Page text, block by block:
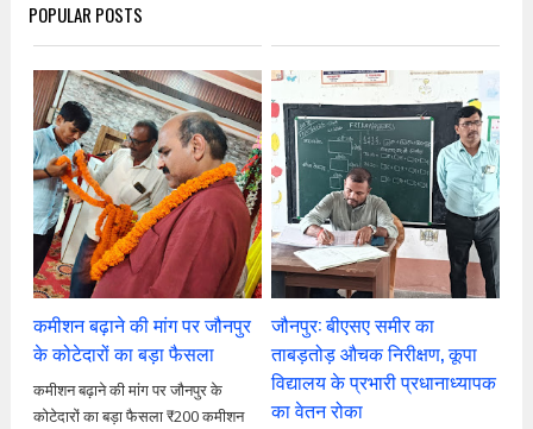
POPULAR POSTS
कमीशन बढ़ाने की मांग पर जौनपुर
के कोटेदारों का बड़ा फैसला
कमीशन बढ़ाने की मांग पर जौनपुर के
कोटेदारों का बड़ा फैसला ₹200 कमीशन
जौनपुर: बीएसए समीर का
ताबड़तोड़ औचक निरीक्षण, कूपा
विद्यालय के प्रभारी प्रधानाध्यापक
का वेतन रोका